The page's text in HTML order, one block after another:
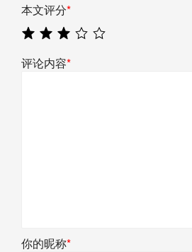
本文评分*
评论内容*
你的昵称*